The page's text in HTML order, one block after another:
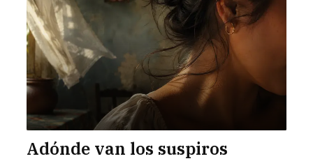
Adónde van los suspiros